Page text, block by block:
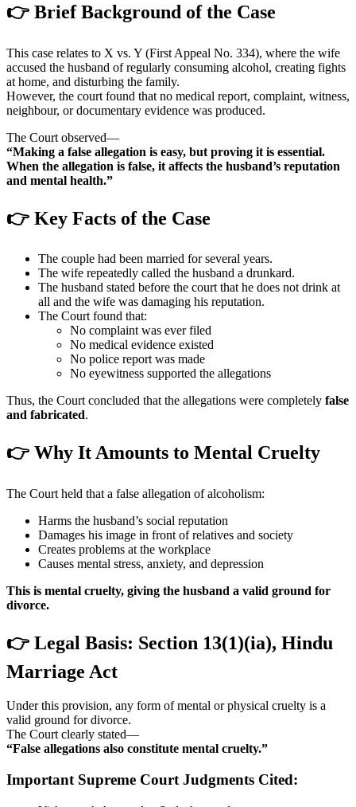
👉 Brief Background of the Case
This case relates to X vs. Y (First Appeal No. 334), where the wife
accused the husband of regularly consuming alcohol, creating fights
at home, and disturbing the family.
However, the court found that no medical report, complaint, witness,
neighbour, or documentary evidence was produced.
The Court observed—
“Making a false allegation is easy, but proving it is essential.
When the allegation is false, it affects the husband’s reputation
and mental health.”
👉 Key Facts of the Case
The couple had been married for several years.
The wife repeatedly called the husband a drunkard.
The husband stated before the court that he does not drink at
all and the wife was damaging his reputation.
The Court found that:
No complaint was ever filed
No medical evidence existed
No police report was made
No eyewitness supported the allegations
Thus, the Court concluded that the allegations were completely false
and fabricated.
👉 Why It Amounts to Mental Cruelty
The Court held that a false allegation of alcoholism:
Harms the husband’s social reputation
Damages his image in front of relatives and society
Creates problems at the workplace
Causes mental stress, anxiety, and depression
This is mental cruelty, giving the husband a valid ground for
divorce.
👉 Legal Basis: Section 13(1)(ia), Hindu
Marriage Act
Under this provision, any form of mental or physical cruelty is a
valid ground for divorce.
The Court clearly stated—
“False allegations also constitute mental cruelty.”
Important Supreme Court Judgments Cited: